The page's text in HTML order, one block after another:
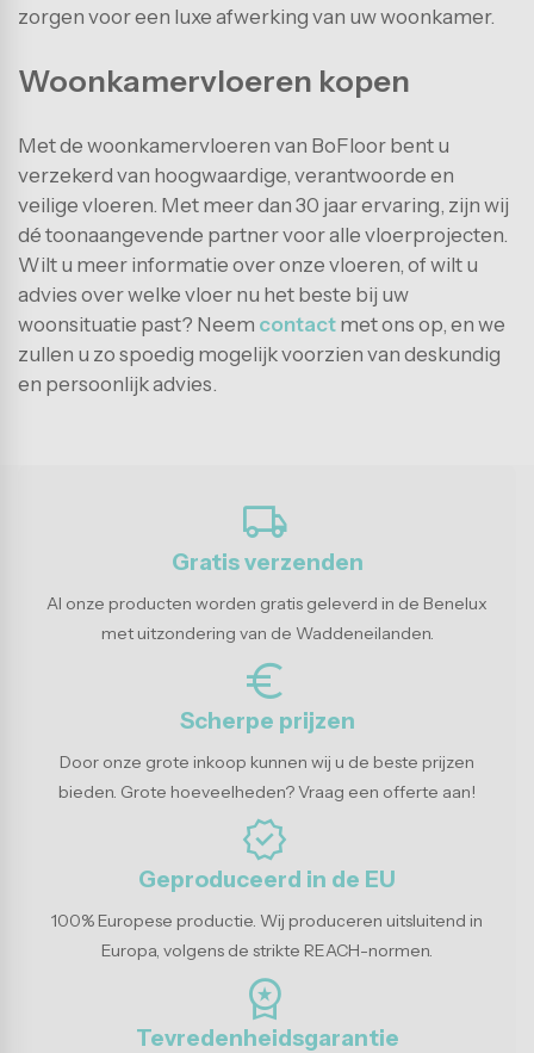
zorgen voor een luxe afwerking van uw woonkamer.
Woonkamervloeren kopen
Met de woonkamervloeren van BoFloor bent u
verzekerd van hoogwaardige, verantwoorde en
veilige vloeren. Met meer dan 30 jaar ervaring, zijn wij
dé toonaangevende partner voor alle vloerprojecten.
Wilt u meer informatie over onze vloeren, of wilt u
advies over welke vloer nu het beste bij uw
woonsituatie past? Neem contact met ons op, en we
zullen u zo spoedig mogelijk voorzien van deskundig
en persoonlijk advies.
local_shipping
Gratis verzenden
Al onze producten worden gratis geleverd in de Benelux
met uitzondering van de Waddeneilanden.
euro_symbol
Scherpe prijzen
Door onze grote inkoop kunnen wij u de beste prijzen
bieden. Grote hoeveelheden? Vraag een offerte aan!
verified
Geproduceerd in de EU
100% Europese productie. Wij produceren uitsluitend in
Europa, volgens de strikte REACH-normen.
workspace_premium
Tevredenheidsgarantie